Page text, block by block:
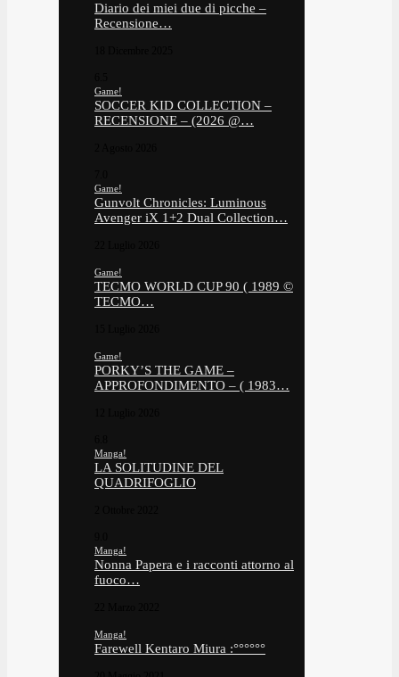
Diario dei miei due di picche –
Recensione…
Game!
SOCCER KID COLLECTION –
RECENSIONE – (2026 @…
Game!
Gunvolt Chronicles: Luminous
Avenger iX 1+2 Dual Collection…
Game!
TECMO WORLD CUP 90 ( 1989 ©
TECMO…
Game!
PORKY’S THE GAME –
APPROFONDIMENTO – ( 1983…
Manga!
LA SOLITUDINE DEL
QUADRIFOGLIO
Manga!
Nonna Papera e i racconti attorno al
fuoco…
Manga!
Farewell Kentaro Miura :°°°°°°